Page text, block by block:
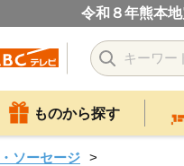
令和８年熊本
ものから探す
ソーセージ